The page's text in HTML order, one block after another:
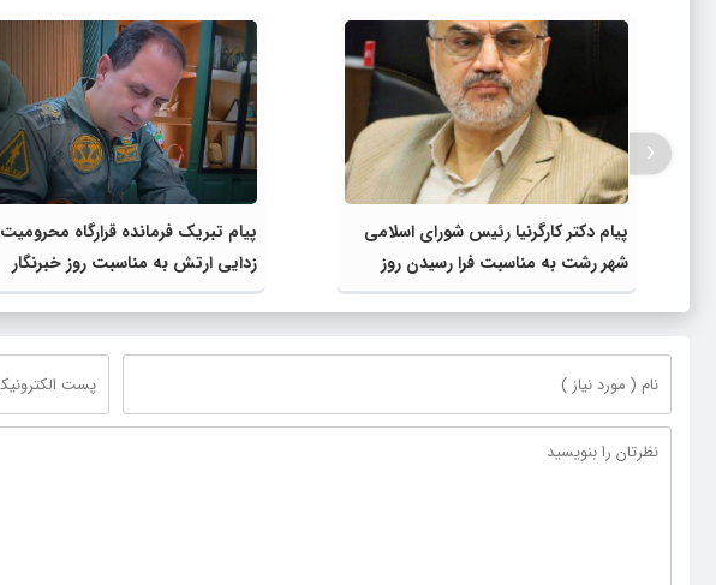
پیام دکتر کارگرنیا رئیس شورای اسلامی
شهر رشت به مناسبت فرا رسیدن روز
خبرنگار
پیام تبریک فرمانده قرارگاه محرومیت‌
زدایی ارتش به مناسبت روز خبرنگار
‹